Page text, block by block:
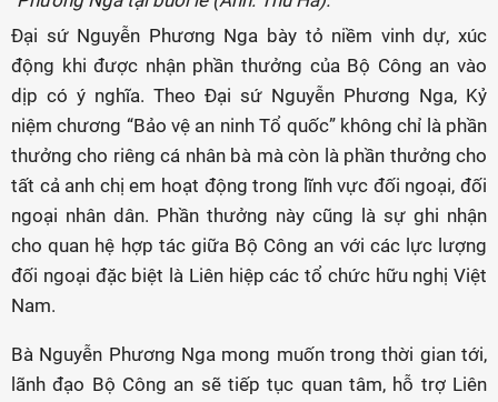
Đại sứ Nguyễn Phương Nga bày tỏ niềm vinh dự, xúc
động khi được nhận phần thưởng của Bộ Công an vào
dịp có ý nghĩa. Theo Đại sứ Nguyễn Phương Nga, Kỷ
niệm chương “Bảo vệ an ninh Tổ quốc” không chỉ là phần
thưởng cho riêng cá nhân bà mà còn là phần thưởng cho
tất cả anh chị em hoạt động trong lĩnh vực đối ngoại, đối
ngoại nhân dân. Phần thưởng này cũng là sự ghi nhận
cho quan hệ hợp tác giữa Bộ Công an với các lực lượng
đối ngoại đặc biệt là Liên hiệp các tổ chức hữu nghị Việt
Nam.
Bà Nguyễn Phương Nga mong muốn trong thời gian tới,
lãnh đạo Bộ Công an sẽ tiếp tục quan tâm, hỗ trợ Liên